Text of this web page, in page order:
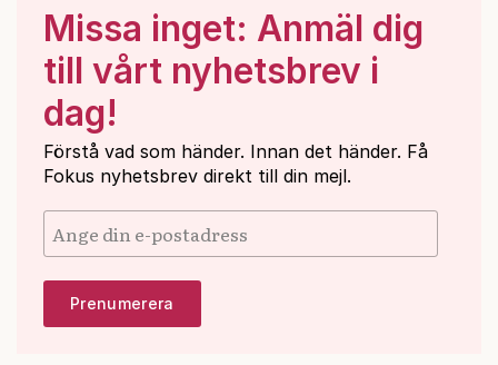
Missa inget: Anmäl dig
till vårt nyhetsbrev i
dag!
Förstå vad som händer. Innan det händer. Få
Fokus nyhetsbrev direkt till din mejl.